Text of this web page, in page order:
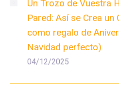
Un Trozo de Vuestra
Pared: Así se Crea
como regalo de
Navidad perfecto)
04/12/2025